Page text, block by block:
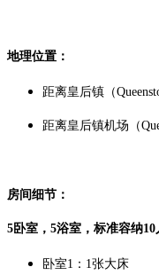
地理位置：
距离皇后镇（
距离皇后镇机场（
房间细节：
5卧室，5浴室，标准容纳10
卧室1：1张大床